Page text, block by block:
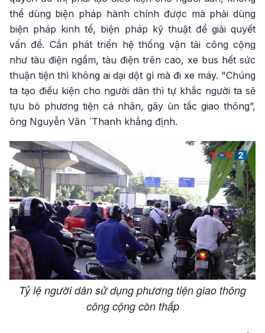
thể dùng biện pháp hành chính được mà phải dùng
biện pháp kinh tế, biện pháp kỹ thuật để giải quyết
vấn đề. Cần phát triển hệ thống vận tải công cộng
như tàu điện ngầm, tàu điện trên cao, xe bus hết sức
thuận tiện thì không ai dại dột gì mà đi xe máy. "Chúng
ta tạo điều kiện cho người dân thì tự khắc người ta sẽ
tựu bỏ phương tiện cá nhân, gây ùn tắc giao thông”,
ông Nguyễn Văn `Thanh khẳng định.
Tỷ lệ người dân sử dụng phương tiện giao thông
công cộng còn thấp